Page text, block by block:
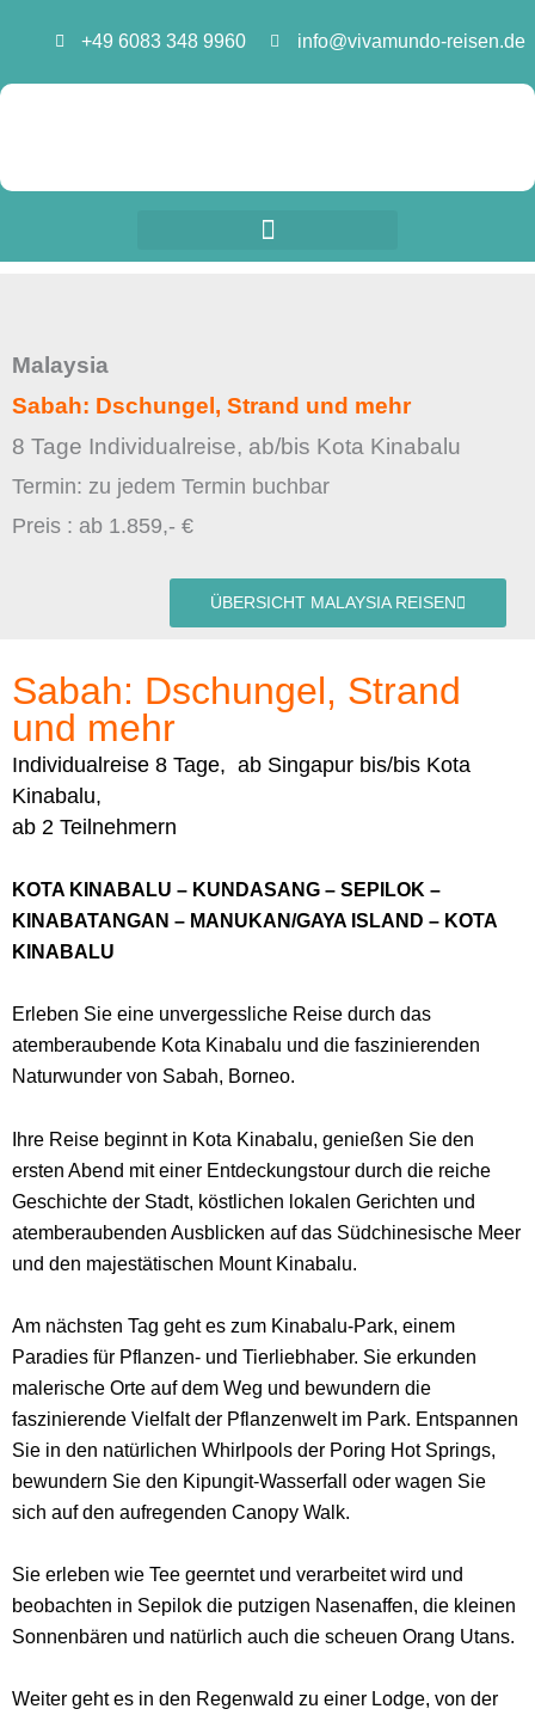
springen
+49 6083 348 9960 info@vivamundo-reisen.de
Malaysia
Sabah: Dschungel, Strand und mehr
8 Tage Individualreise, ab/bis Kota Kinabalu
Termin: zu jedem Termin buchbar
Preis : ab 1.859,- €
ÜBERSICHT MALAYSIA REISEN
Sabah: Dschungel, Strand
und mehr
Individualreise 8 Tage, ab Singapur bis/bis Kota
Kinabalu,
ab 2 Teilnehmern
KOTA KINABALU – KUNDASANG – SEPILOK –
KINABATANGAN – MANUKAN/GAYA ISLAND – KOTA
KINABALU
Erleben Sie eine unvergessliche Reise durch das
atemberaubende Kota Kinabalu und die faszinierenden
Naturwunder von Sabah, Borneo.
Ihre Reise beginnt in Kota Kinabalu, genießen Sie den
ersten Abend mit einer Entdeckungstour durch die reiche
Geschichte der Stadt, köstlichen lokalen Gerichten und
atemberaubenden Ausblicken auf das Südchinesische Meer
und den majestätischen Mount Kinabalu.
Am nächsten Tag geht es zum Kinabalu-Park, einem
Paradies für Pflanzen- und Tierliebhaber. Sie erkunden
malerische Orte auf dem Weg und bewundern die
faszinierende Vielfalt der Pflanzenwelt im Park. Entspannen
Sie in den natürlichen Whirlpools der Poring Hot Springs,
bewundern Sie den Kipungit-Wasserfall oder wagen Sie
sich auf den aufregenden Canopy Walk.
Sie erleben wie Tee geerntet und verarbeitet wird und
beobachten in Sepilok die putzigen Nasenaffen, die kleinen
Sonnenbären und natürlich auch die scheuen Orang Utans.
Weiter geht es in den Regenwald zu einer Lodge, von der